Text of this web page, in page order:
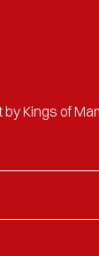
Kings of